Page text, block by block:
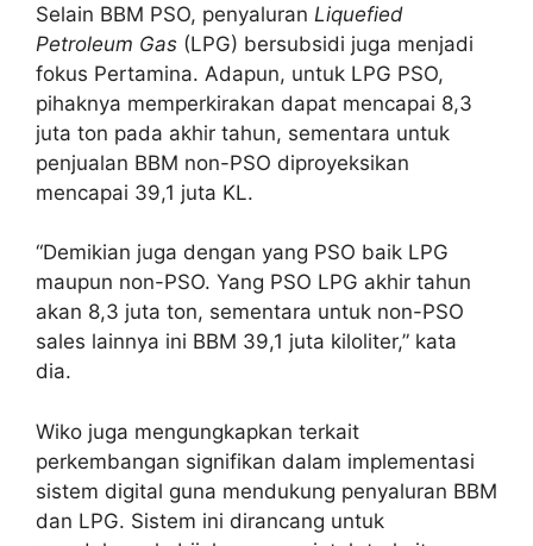
Selain BBM PSO, penyaluran Liquefied
Petroleum Gas (LPG) bersubsidi juga menjadi
fokus Pertamina. Adapun, untuk LPG PSO,
pihaknya memperkirakan dapat mencapai 8,3
juta ton pada akhir tahun, sementara untuk
penjualan BBM non-PSO diproyeksikan
mencapai 39,1 juta KL.
“Demikian juga dengan yang PSO baik LPG
maupun non-PSO. Yang PSO LPG akhir tahun
akan 8,3 juta ton, sementara untuk non-PSO
sales lainnya ini BBM 39,1 juta kiloliter,” kata
dia.
Wiko juga mengungkapkan terkait
perkembangan signifikan dalam implementasi
sistem digital guna mendukung penyaluran BBM
dan LPG. Sistem ini dirancang untuk